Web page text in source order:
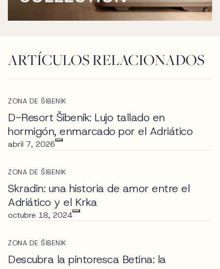
ARTÍCULOS RELACIONADOS
ZONA DE ŠIBENIK
D-Resort Šibenik: Lujo tallado en
hormigón, enmarcado por el Adriático
abril 7, 2026
ZONA DE ŠIBENIK
Skradin: una historia de amor entre el
Adriático y el Krka
octubre 18, 2024
ZONA DE ŠIBENIK
Descubra la pintoresca Betina: la